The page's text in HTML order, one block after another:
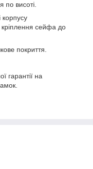
по висоті.
корпусу
кріплення сейфа до
покриття.
гарантії на